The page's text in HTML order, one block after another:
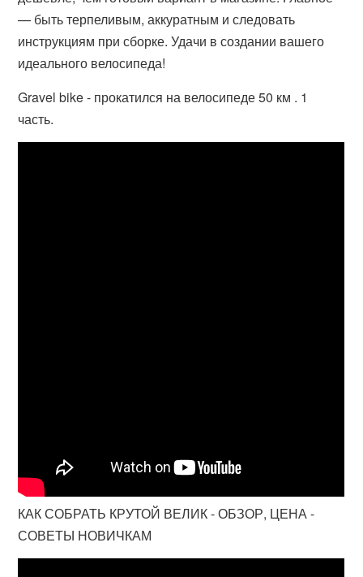
— быть терпеливым, аккуратным и следовать
инструкциям при сборке. Удачи в создании вашего
идеального велосипеда!
Gravel bike - прокатился на велосипеде 50 км . 1
часть.
КАК СОБРАТЬ КРУТОЙ ВЕЛИК - ОБЗОР, ЦЕНА -
СОВЕТЫ НОВИЧКАМ